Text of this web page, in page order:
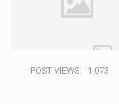
POST VIEWS: 1.073